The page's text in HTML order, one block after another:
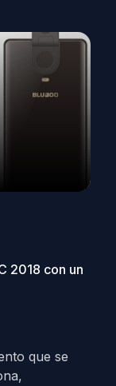
2018 con un
que se